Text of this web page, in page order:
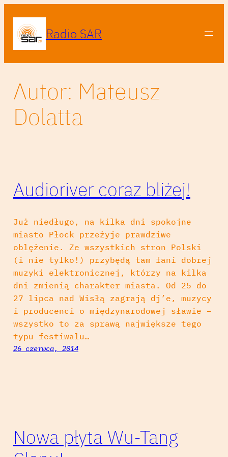
treści
Radio SAR
Autor: Mateusz
Dolatta
Audioriver coraz bliżej!
Już niedługo, na kilka dni spokojne
miasto Płock przeżyje prawdziwe
oblężenie. Ze wszystkich stron Polski
(i nie tylko!) przybędą tam fani dobrej
muzyki elektronicznej, którzy na kilka
dni zmienią charakter miasta. Od 25 do
27 lipca nad Wisłą zagrają dj’e, muzycy
i producenci o międzynarodowej sławie –
wszystko to za sprawą największe tego
typu festiwalu…
26 czerwca, 2014
Nowa płyta Wu-Tang